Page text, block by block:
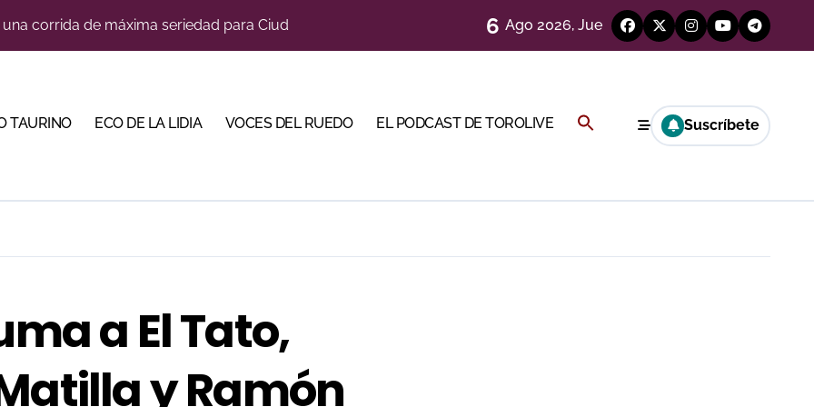
la Semana Grande Donostiarra
a Madrid en busca del premio que se le escapó en junio
Parentis: su fractura aún no presenta consolidación
6 Ago 2026, Jue
TAURINO ECO DE LA LIDIA VOCES DEL RUEDO EL PODCAST DE TOROLIVE Buscar: Suscríbete
a El Tato,
y Ramón